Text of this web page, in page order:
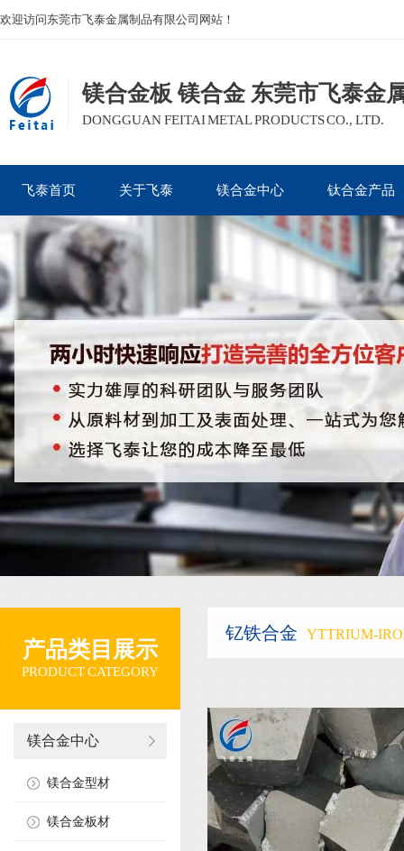
欢迎访问东莞市飞泰金属制品有限公司网站！
镁合金板 镁合金 东莞市飞泰金
DONGGUAN FEITAI METAL PRODUCTS CO., LTD.
飞泰首页 关于飞泰 镁合金中心 钛合金产品
产品类目展示
PRODUCT CATEGORY
镁合金中心
镁合金型材
镁合金板材
钇铁合金 YTTRIUM-